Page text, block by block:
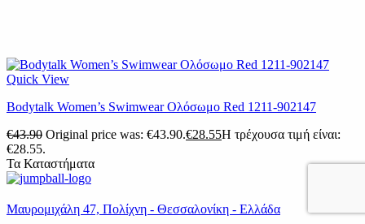
Quick View
Βodytalk Women’s Swimwear Ολόσωμο Red 1211-902147
€43.90 Original price was: €43.90.€28.55Η τρέχουσα τιμή είναι:
€28.55.
Τα Καταστήματα
Μαυρομιχάλη 47, Πολίχνη - Θεσσαλονίκη - Ελλάδα